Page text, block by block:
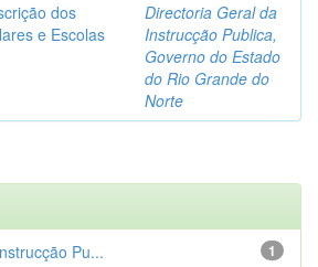
dos
e Escolas
Directoria Geral da
Instrucção Publica,
Governo do Estado
do Rio Grande do
Norte
1
Pu...